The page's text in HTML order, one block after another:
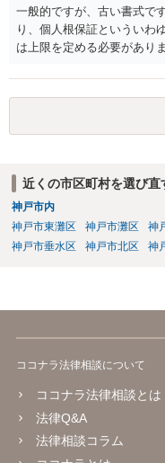
一般的ですが、古い書式で
り、個人根保証といういわ
は上限を定める必要があり
り、会社側は請求できない
近くの市区町村を選び直
神戸市内
神戸市東灘区
神戸市灘区 神
神戸市垂水区
神戸市北区 神
ココナラ法律相談について
ココナラ法律相談とは
法律Q&A
法律相談コラム